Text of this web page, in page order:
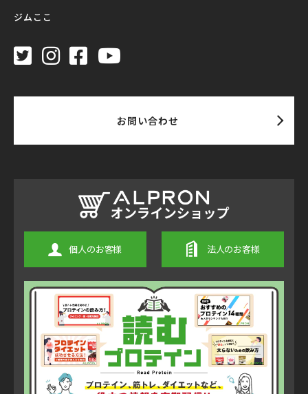
ジムここ
お問い合わせ
個人のお客様 法人のお客様